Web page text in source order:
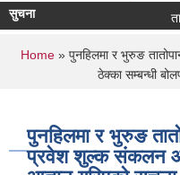
सुचना
You are here
Home » पुनहिलमा र भुरुङ
ठेक्का सम्बन्धी
पुनहिलमा र भुरुङ
प्रवेश शुल्क संकलन